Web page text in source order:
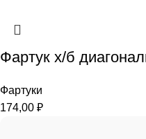
Фартук х/б
Фартуки
174,00 ₽